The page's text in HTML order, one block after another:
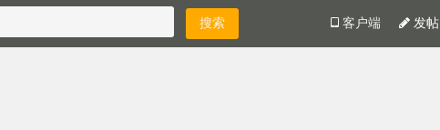
发帖
客户端